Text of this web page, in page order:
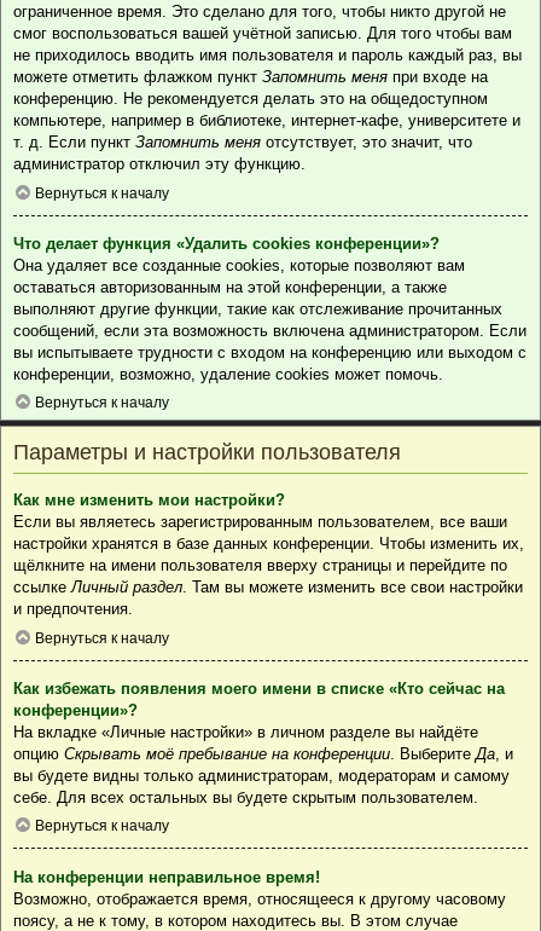
ограниченное время. Это сделано для того, чтобы никто другой не
смог воспользоваться вашей учётной записью. Для того чтобы вам
не приходилось вводить имя пользователя и пароль каждый раз, вы
можете отметить флажком пункт Запомнить меня при входе на
конференцию. Не рекомендуется делать это на общедоступном
компьютере, например в библиотеке, интернет-кафе, университете и
т. д. Если пункт Запомнить меня отсутствует, это значит, что
администратор отключил эту функцию.
Вернуться к началу
Что делает функция «Удалить cookies конференции»?
Она удаляет все созданные cookies, которые позволяют вам
оставаться авторизованным на этой конференции, а также
выполняют другие функции, такие как отслеживание прочитанных
сообщений, если эта возможность включена администратором. Если
вы испытываете трудности с входом на конференцию или выходом с
конференции, возможно, удаление cookies может помочь.
Вернуться к началу
Параметры и настройки пользователя
Как мне изменить мои настройки?
Если вы являетесь зарегистрированным пользователем, все ваши
настройки хранятся в базе данных конференции. Чтобы изменить их,
щёлкните на имени пользователя вверху страницы и перейдите по
ссылкеЛичный раздел. Там вы можете изменить все свои настройки
и предпочтения.
Вернуться к началу
Как избежать появления моего имени в списке «Кто сейчас на
конференции»?
На вкладке «Личные настройки» в личном разделе вы найдёте
опцию Скрывать моё пребывание на конференции . Выберите Да , и
вы будете видны только администраторам, модераторам и самому
себе. Для всех остальных вы будете скрытым пользователем.
Вернуться к началу
На конференции неправильное время!
Возможно, отображается время, относящееся к другому часовому
поясу, а не к тому, в котором находитесь вы. В этом случае